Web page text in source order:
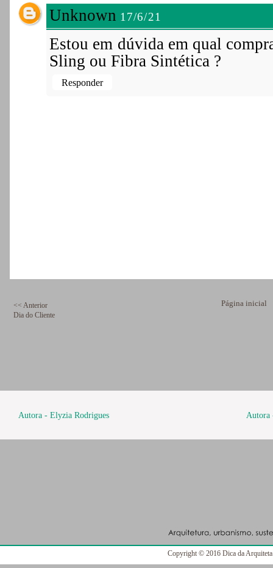
Unknown 17/6/21
Estou em dúvida em qual
Sling ou Fibra Sintética ?
Responder
<< Anterior
Dia do Cliente
Página inicial
Autora - Elyzia Rodrigues Autora
Copyright © 2016 Dica da